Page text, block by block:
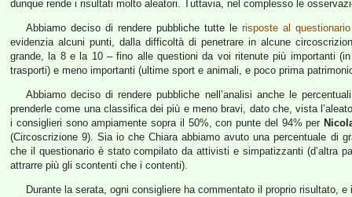
dunque rende i risultati molto aleatori. Tuttavia, nel complesso le
Abbiamo deciso di rendere pubbliche tutte lerisposte al questionario
evidenzia alcuni punti, dalla difficoltà di penetrare in alcune
grande, la 8 e la 10 – fino alle questioni da voi ritenute più importanti
trasporti) e meno importanti (ultime sport e animali, e poco prima
Abbiamo deciso di rendere pubbliche nell’analisi anche le
prenderle come una classifica dei più e meno bravi, dato che, vista
i consiglieri sono ampiamente sopra il 50%, con punte del 94% per
(Circoscrizione 9). Sia io che Chiara abbiamo avuto una percentuale di
che il questionario è stato compilato da attivisti e simpatizzanti (d’altra
attrarre più gli scontenti che i contenti).
Durante la serata, ogni consigliere ha commentato il proprio risultato,